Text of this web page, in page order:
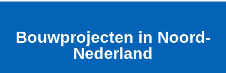
Bouwprojecten in Noord-
Nederland